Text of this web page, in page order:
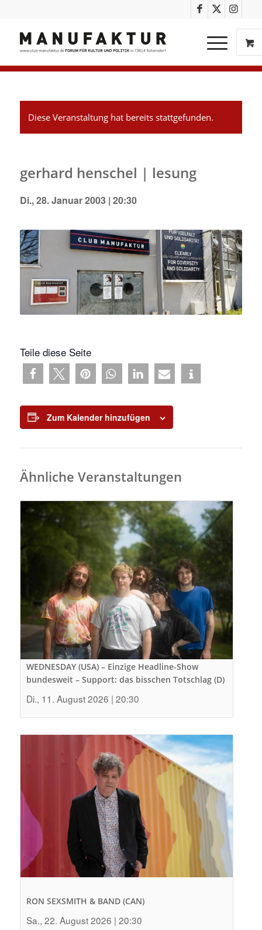
Diese Veranstaltung hat bereits stattgefunden.
gerhard henschel | lesung
Di., 28. Januar 2003 | 20:30
Teile diese Seite
Zum Kalender hinzufügen
Ähnliche Veranstaltungen
WEDNESDAY (USA) – Einzige Headline-Show
bundesweit – Support: das bisschen Totschlag (D)
Di., 11. August 2026 | 20:30
RON SEXSMITH & BAND (CAN)
Sa., 22. August 2026 | 20:30